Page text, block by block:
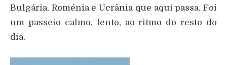
Bulgária, Roménia e Ucrânia que aqui passa. Foi
um passeio calmo, lento, ao ritmo do resto do
dia.